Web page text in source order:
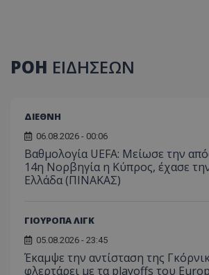
ΡΟΗ ΕΙΔΗΣΕΩΝ
ΔΙΕΘΝΗ
06.08.2026 - 00:06
Βαθμολογία UEFA: Μείωσε την
14η Νορβηγία η Κύπρος, έχασε
Ελλάδα (ΠΙΝΑΚΑΣ)
ΓΙΟΥΡΟΠΑ ΛΙΓΚ
05.08.2026 - 23:45
Έκαμψε την αντίσταση της
φλερτάρει με τα playoffs του